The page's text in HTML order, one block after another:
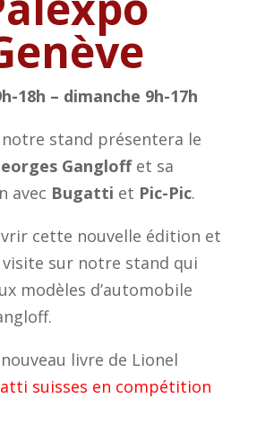
18h – dimanche 9h-17h
stand présentera le
Gangloffet sa
avec Bugatti et Pic-Pic.
cette nouvelle édition et
sur notre stand qui
modèles d’automobile
livre de Lionel
suisses en compétition